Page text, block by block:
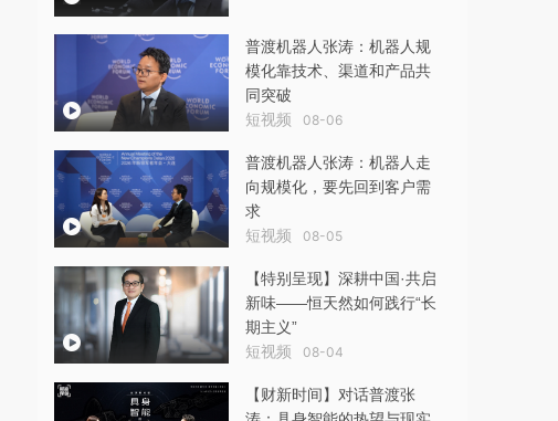
普渡机器人张涛：机器人规
模化靠技术、渠道和产品共
同突破
短视频 08-06
普渡机器人张涛：机器人走
向规模化，要先回到客户需
求
短视频 08-05
【特别呈现】深耕中国·共启
新味——恒天然如何践行“长
期主义”
短视频 08-04
【财新时间】对话普渡张